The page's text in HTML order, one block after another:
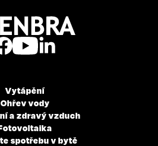
Vytápění
Ohřev vody
a zdravý vzduch
spotřebu v bytě